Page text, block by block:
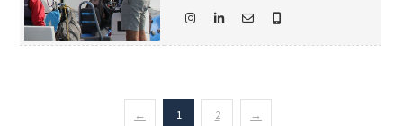
← 1 2 →